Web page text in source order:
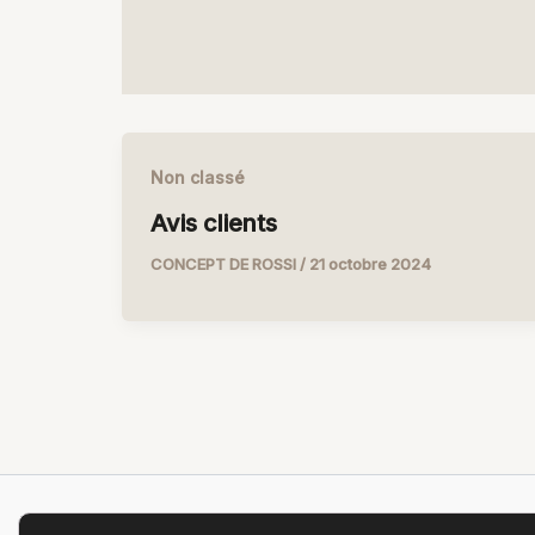
Non classé
Avis clients
CONCEPT DE ROSSI / 21 octobre 2024